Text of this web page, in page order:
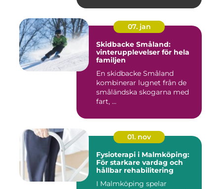
07. jan
Skidbacke Småland:
vinterupplevelser för hela
familjen
En skidbacke Småland
kombinerar lugnet från de
småländska skogarna med
fart, ...
01. nov
Fysioterapi i Malmköping:
För starkare vardag och
hållbar rehabilitering
I Malmköping spelar